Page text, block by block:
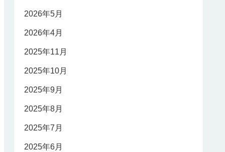
2026年5月
2026年4月
2025年11月
2025年10月
2025年9月
2025年8月
2025年7月
2025年6月